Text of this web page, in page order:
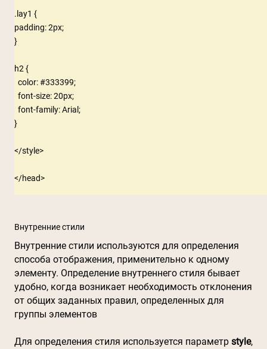
.lay1 {
padding: 2px;
}
h2 {
  color: #333399;
  font-size: 20px;
  font-family: Arial;
}
</style>
Внутренние стили
Внутренние стили используются для определения
способа отображения, применительно к одному
элементу. Определение внутреннего стиля бывает
удобно, когда возникает необходимость отклонения
от общих заданных правил, определенных для
группы элементов
Для определения стиля используется параметр style,